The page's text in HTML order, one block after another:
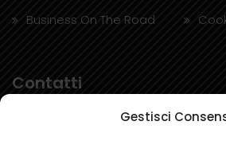
Gestisci
Business On The Road
Contatti